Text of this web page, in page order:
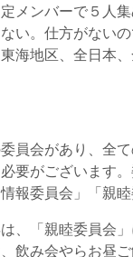
メンバーで５人
い。仕方がない
海地区、全日本、
員会があり、全
要がございます。
報委員会」「親睦
、「親睦委員会」
、飲み会やらお昼